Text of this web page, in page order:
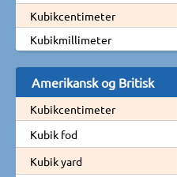
Kubikcentimeter
Kubikmillimeter
Amerikansk og Britisk
Kubikcentimeter
Kubik fod
Kubik yard